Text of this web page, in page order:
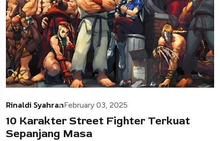
Rinaldi SyahranFebruary 03, 2025
10 Karakter Street Fighter Terkuat
Sepanjang Masa